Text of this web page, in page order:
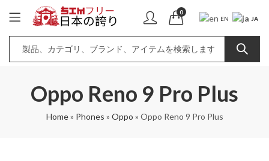
0
EN
JA
Oppo Reno 9 Pro Plus
Home» Phones » Oppo » Oppo Reno 9 Pro Plus